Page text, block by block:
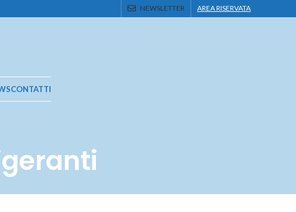
NEWSLETTER AREA RISERVATA
CONTATTI